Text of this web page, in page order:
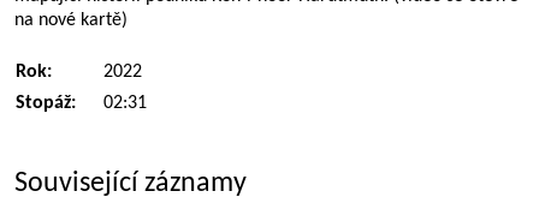
na nové kartě)
Rok:
2022
Stopáž:
02:31
Související záznamy